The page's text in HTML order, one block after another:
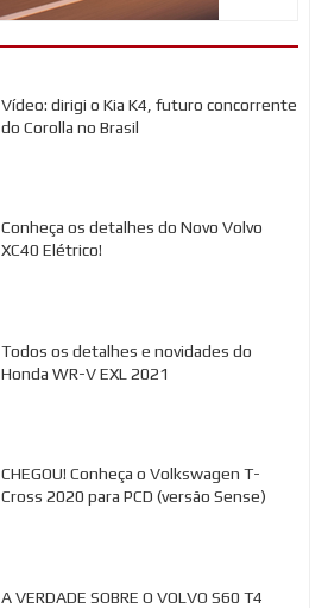
Vídeo: dirigi o Kia K4, futuro concorrente
do Corolla no Brasil
Conheça os detalhes do Novo Volvo
XC40 Elétrico!
Todos os detalhes e novidades do
Honda WR-V EXL 2021
CHEGOU! Conheça o Volkswagen T-
Cross 2020 para PCD (versão Sense)
A VERDADE SOBRE O VOLVO S60 T4